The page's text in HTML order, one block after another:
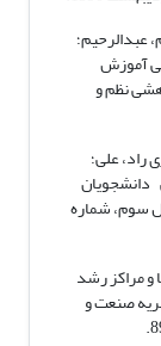
عبدالرحیم؛
آموزش
نظم و
علی؛
سوم، شماره
مراکز رشد
صنعت و